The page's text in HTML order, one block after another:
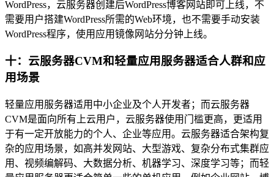
WordPress，云服务器创建后WordPress博客网站即可上线，不
需要用户搭建WordPress所需的Web环境，也不需要手动安装
WordPress程序，使用应用镜像网站分分钟上线。
十：云服务器CVM和轻量应用服务器适合人群和应
用场景
轻量应用服务器适用中小企业及个人开发者；而云服务器
CVM是面向所有上云用户，云服务器使用门槛更高，更适用
于有一定开放能力的个人、企业等应用。云服务器适合架构复
杂的应用场景，如高并发网站、大型游戏、复杂分布式集群应
用、视频编解码、大数据分析、机器学习、深度学习等；而轻